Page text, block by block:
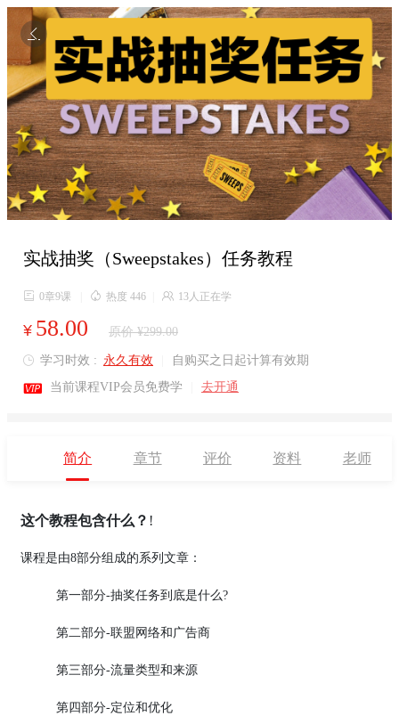

实战抽奖（Sweepstakes）任务教程
 0章9课  热度 446  13人正在学
¥ 58.00 原价 ¥299.00
 学习时效 : 永久有效 自购买之日起计算有效期
 当前课程VIP会员免费学 去开通
简介 章节 评价 资料 老师
这个教程包含什么？ !
课程是由8部分组成的系列文章：
第一部分-抽奖任务到底是什么?
第二部分-联盟网络和广告商
第三部分-流量类型和来源
第四部分-定位和优化